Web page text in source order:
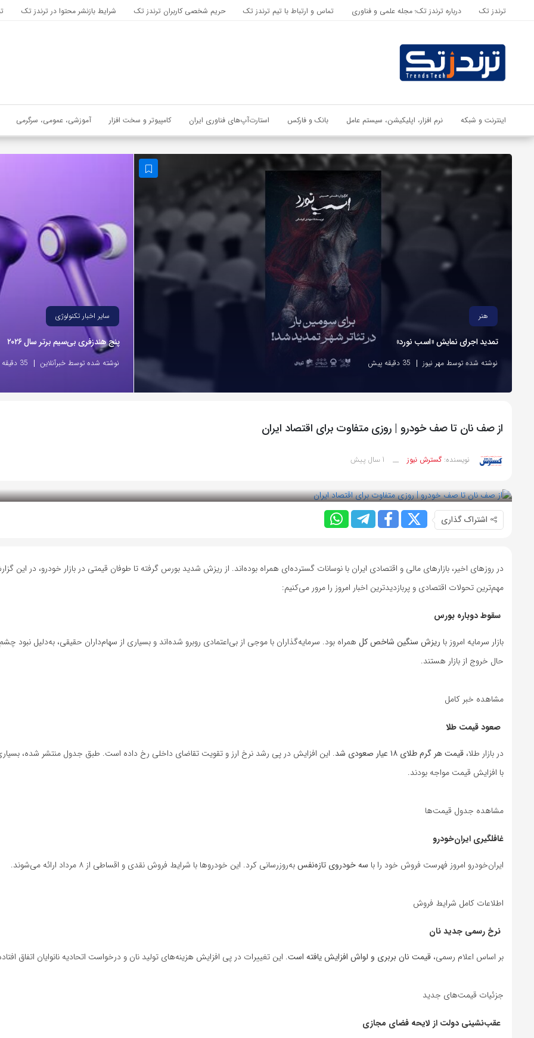
اشتراک گذاری
با استفاده از روش‌های زیر می‌توانید این صفحه را با دوستان خود به
اشتراک بگذارید.
ترندز تک درباره ترندز تک؛ مجله علمی و فناوری تماس و ارتباط با تیم ترندز تک حریم شخصی کاربران ترندز تک شرایط بازنشر محتوا در ترندز تک
اینترنت و شبکه نرم افزار، اپلیکیشن، سیستم عامل بانک و فارکس استارت‌آپ‌های فناوری ایران کامپیوتر و سخت افزار آموزشی، عمومی، سرگرمی
هنر
تمدید اجرای نمایش «اسب نورد»
نوشته شده توسط مهر نیوز 35 دقیقه پیش
سایر اخبار تکنولوژی
پنج هندزفری بی‌سیم برتر سال ۲۰۲۶
نوشته شده توسط خبرآنلاین 35 دقیقه پیش
از صف نان تا صف خودرو | روزی متفاوت برای اقتصاد ایران
نویسنده: گسترش نیوز __ 1 سال پیش
اشتراک گذاری
در روزهای اخیر، بازارهای مالی و اقتصادی ایران با نوسانات گسترده‌ای همراه بوده‌اند. از ریزش شدید بورس گرفته تا طوفان قیمتی در بازار خودرو، در این
مهم‌ترین تحولات اقتصادی و پربازدیدترین اخبار امروز را مرور می‌کنیم:
سقوط دوباره بورس
بازار سرمایه امروز با ریزش سنگین شاخص کل همراه بود. سرمایه‌گذاران با موجی از بی‌اعتمادی روبرو شده‌اند و بسیاری از سهام‌داران حقیقی، به‌دلیل نبود
حال خروج از بازار هستند.
مشاهده خبر کامل
صعود قیمت طلا
در بازار طلا، قیمت هر گرم طلای ۱۸ عیار صعودی شد
. این افزایش در پی رشد نرخ ارز و تقویت تقاضای داخلی رخ داده است. طبق جدول منتشر شده،
با افزایش قیمت مواجه بودند.
مشاهده جدول قیمت‌ها
غافلگیری ایران‌خودرو
ایران‌خودرو امروز فهرست فروش خود را با سه خودروی تازه‌نفسبه‌روزرسانی کرد. این خودروها با شرایط فروش نقدی و اقساطی از ۸ مرداد ارائه می‌شوند.
اطلاعات کامل شرایط فروش
نرخ رسمی جدید نان
بر اساس اعلام رسمی، قیمت نان بربری و لواش افزایش یافته است. این تغییرات در پی افزایش هزینه‌های تولید نان و درخواست اتحادیه نانوایان اتفاق
جزئیات قیمت‌های جدید
عقب‌نشینی دولت از لایحه فضای مجازی